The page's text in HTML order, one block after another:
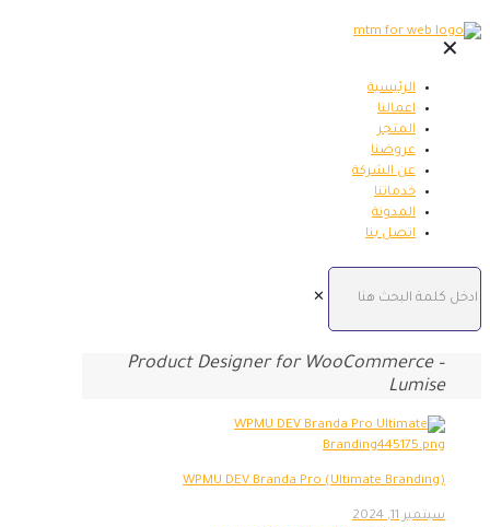
✕
الرئيسية
اعمالنا
المتجر
عروضنا
عن الشركة
خدماتنا
المدونة
اتصل بنا
✕
Product Designer for WooCommerce –
Lumise
WPMU DEV Branda Pro (Ultimate Branding)
سبتمبر 11, 2024